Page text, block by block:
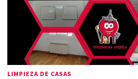
LIMPIEZA DE CASAS